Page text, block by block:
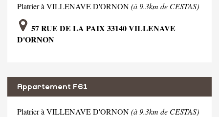
Platrier à VILLENAVE D'ORNON(à 9.3km de CESTAS)
57 RUE DE LA PAIX 33140 VILLENAVE
D'ORNON
Appartement F61
Platrier à VILLENAVE D'ORNON(à 9.3km de CESTAS)